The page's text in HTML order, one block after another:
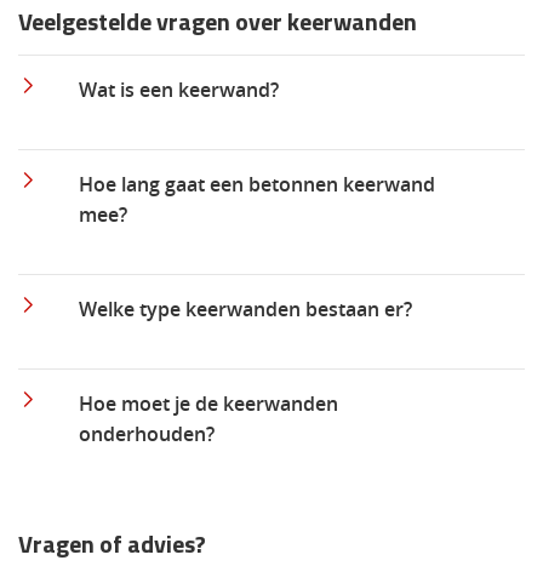
Veelgestelde vragen over keerwanden
Wat is een keerwand?
Hoe lang gaat een betonnen keerwand
mee?
Welke type keerwanden bestaan er?
Hoe moet je de keerwanden
onderhouden?
Vragen of advies?